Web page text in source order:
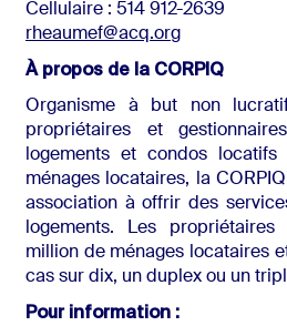
Cellulaire : 514 912-2639
rheaumef@acq.org
À propos de la CORPIQ
Organisme à but non
propriétaires et
logements et condos
ménages locataires, la
association à offrir des
logements. Les propriétaires
million de ménages locataires
cas sur dix, un duplex ou un
Pour information :